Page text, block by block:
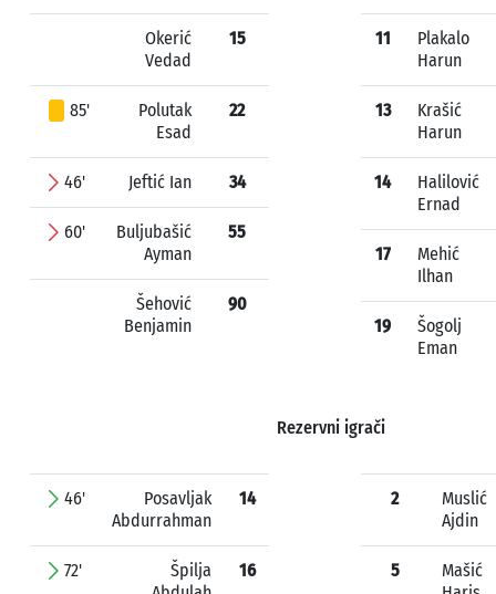
Okerić
Vedad
15
85'
Polutak
Esad
22
46' Jeftić Ian 34
60'
Buljubašić
Ayman
55
Šehović
Benjamin
90
11
Plakalo
Harun
13
Krašić
Harun
14
Halilović
Ernad
17
Mehić
Ilhan
19
Šogolj
Eman
Rezervni igrači
46'
Posavljak
Abdurrahman
14
72'
Špilja
16
2
Muslić
Ajdin
5
Mašić